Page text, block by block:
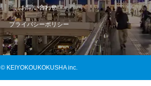
お問い合わせ
プライバシーポリシー
© KEIYOKOUKOKUSHA inc.